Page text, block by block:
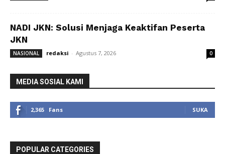
NADI JKN: Solusi Menjaga Keaktifan Peserta
JKN
NASIONAL redaksi - Agustus 7, 2026 0
MEDIA SOSIAL KAMI
2,365 Fans SUKA
POPULAR CATEGORIES